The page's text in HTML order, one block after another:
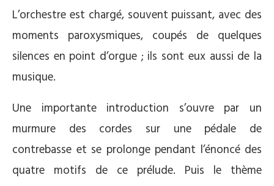
L’orchestre est chargé, souvent puissant, avec des
moments paroxysmiques, coupés de quelques
silences en point d’orgue ; ils sont eux aussi de la
musique.
Une importante introduction s’ouvre par un
murmure des cordes sur une pédale de
contrebasse et se prolonge pendant l’énoncé des
quatre motifs de ce prélude. Puis le thème